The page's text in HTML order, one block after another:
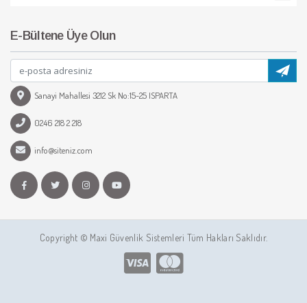
E-Bültene Üye Olun
Sanayi Mahallesi 3212 Sk No:15-25 ISPARTA
0246 218 2 218
info@siteniz.com
Copyright © Maxi Güvenlik Sistemleri Tüm Hakları Saklıdır.